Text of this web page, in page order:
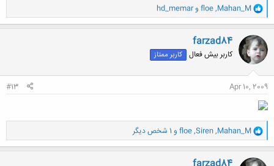
و
ا
ک
ن
ش
ه
ا
Mahan_M
,
floe وhd_memar
farzad84
کاربر بیش فعال کاربر ممتاز
Apr 10, 2009
#13
و
ا
ک
ن
Mahan_M
,
Siren
,
floe و 1 شخص دیگر